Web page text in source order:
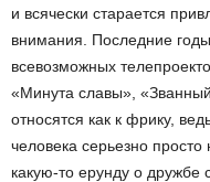
и всячески старается
внимания. Последние
всевозможных
«Минута славы»,
относятся как к фрику,
человека серьезно
какую-то ерунду о дружбе